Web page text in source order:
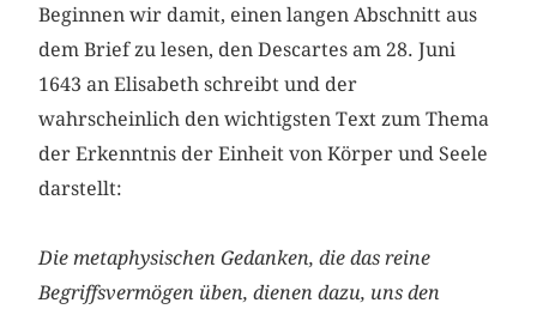
Beginnen wir damit, einen langen Abschnitt aus
dem Brief zu l­esen, den Descartes am 28. Juni
1643 an Elisabeth schreibt und der
wahrscheinlich den wichtigsten Text zum Thema
der Erkenntnis der Einheit von Körper und Seele
darstellt:
Die metaphysischen Gedanken, die das reine
Begriffsvermögen üben, dienen dazu, uns den